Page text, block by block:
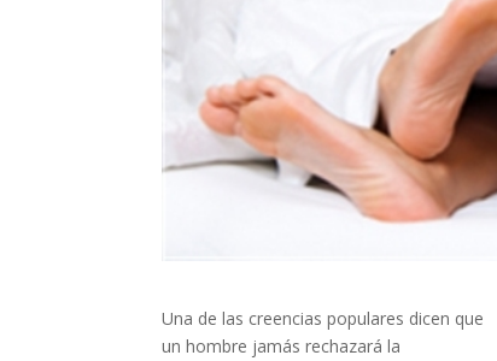
Una de las creencias populares dicen que
un hombre jamás rechazará la